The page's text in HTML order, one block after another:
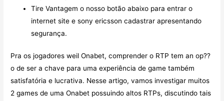
Tire Vantagem o nosso botão abaixo para entrar o
internet site e sony ericsson cadastrar apresentando
segurança.
Pra os jogadores weil Onabet, comprender o RTP tem an op??
o de ser a chave para uma experiência de game também
satisfatória e lucrativa. Nesse artigo, vamos investigar muitos
2 games de uma Onabet possuindo altos RTPs, discutindo tais